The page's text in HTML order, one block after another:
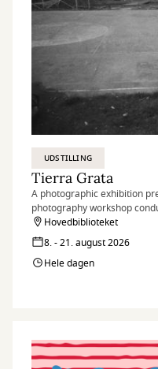
UDSTILLING
Tierra Grata
A photographic exhibition
photography workshop
peace signatories and
Grata, in the Serranía del
Hovedbiblioteket
8. - 21. august 2026
Hele dagen